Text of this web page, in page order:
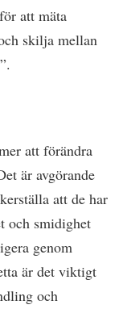
att mäta
skilja mellan
att förändra
är avgörande
att de har
och smidighet
genom
är det viktigt
och